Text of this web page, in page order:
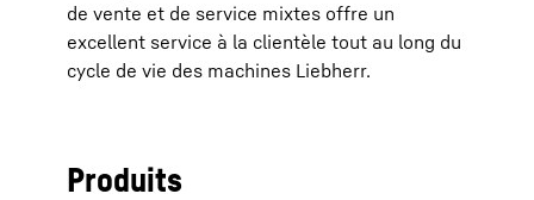
de vente et de service mixtes offre un
excellent service à la clientèle tout au long du
cycle de vie des machines Liebherr.
Produits